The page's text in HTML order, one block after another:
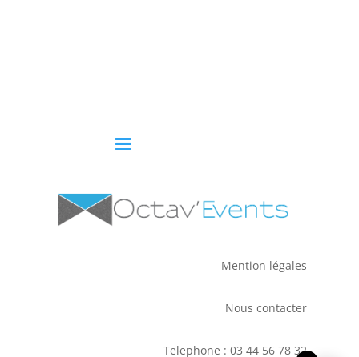
Mention légales
Nous contacter
Telephone : 03 44 56 78 32